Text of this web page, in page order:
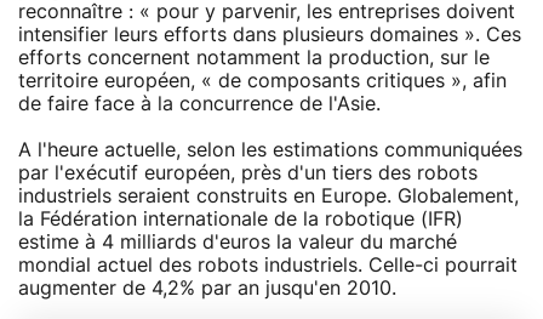
reconnaître : « pour y parvenir, les entreprises doivent
intensifier leurs efforts dans plusieurs domaines ». Ces
efforts concernent notamment la production, sur le
territoire européen, « de composants critiques », afin
de faire face à la concurrence de l'Asie.
A l'heure actuelle, selon les estimations communiquées
par l'exécutif européen, près d'un tiers des robots
industriels seraient construits en Europe. Globalement,
la Fédération internationale de la robotique (IFR)
estime à 4 milliards d'euros la valeur du marché
mondial actuel des robots industriels. Celle-ci pourrait
augmenter de 4,2% par an jusqu'en 2010.